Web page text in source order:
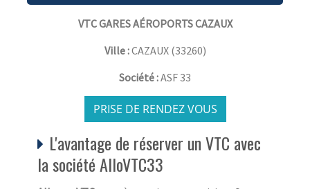
VTC GARES AÉROPORTS CAZAUX
Ville :CAZAUX(33260)
Société :ASF 33
PRISE DE RENDEZ VOUS
L'avantage de réserver un VTC avec
la société AlloVTC33